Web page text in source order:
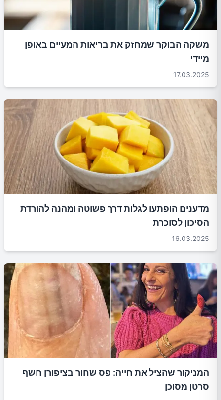
משקה הבוקר שמחזק את בריאות המעיים באופן
מיידי
17.03.2025
מדענים הופתעו לגלות דרך פשוטה ומהנה להורדת
הסיכון לסוכרת
16.03.2025
המניקור שהציל את חייה: פס שחור בציפורן חשף
סרטן מסוכן